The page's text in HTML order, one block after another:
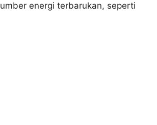
energi terbarukan, seperti